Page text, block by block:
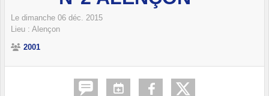
Le dimanche 06 déc.
2015
Lieu : Alençon
2001